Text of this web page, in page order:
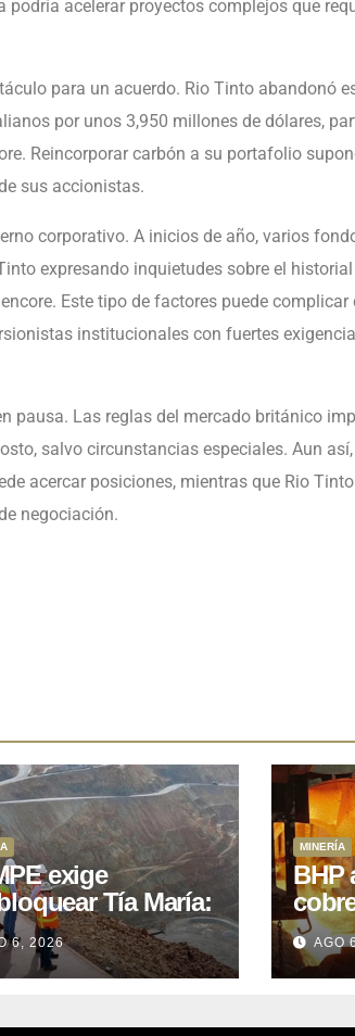
acelerar proyectos complejos que
para un acuerdo. Rio Tinto abandonó
por unos 3,950 millones de dólares,
Reincorporar carbón a su portafolio
sus accionistas.
corporativo. A inicios de año, varios
expresando inquietudes sobre el
Este tipo de factores puede complicar
institucionales con fuertes
pausa. Las reglas del mercado británico
salvo circunstancias especiales. Aun
acercar posiciones, mientras que Rio
negociación.
exige
Tía María:
de
que Perú
15 años
6, 2026
MINERÍA
BHP
para
AGO